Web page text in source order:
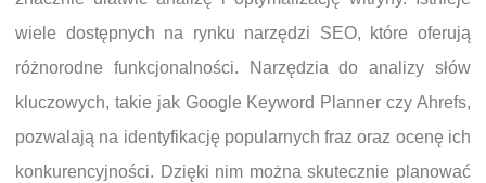
wiele dostępnych na rynku narzędzi SEO, które oferują
różnorodne funkcjonalności. Narzędzia do analizy słów
kluczowych, takie jak Google Keyword Planner czy Ahrefs,
pozwalają na identyfikację popularnych fraz oraz ocenę ich
konkurencyjności. Dzięki nim można skutecznie planować